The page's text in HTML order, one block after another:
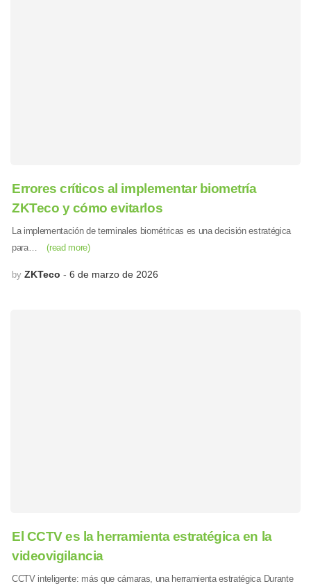
Errores críticos al implementar biometría
ZKTeco y cómo evitarlos
La implementación de terminales biométricas es una decisión estratégica
para…
(read more)
by ZKTeco 6 de marzo de 2026
El CCTV es la herramienta estratégica en la
videovigilancia
CCTV inteligente: más que cámaras, una herramienta estratégica Durante